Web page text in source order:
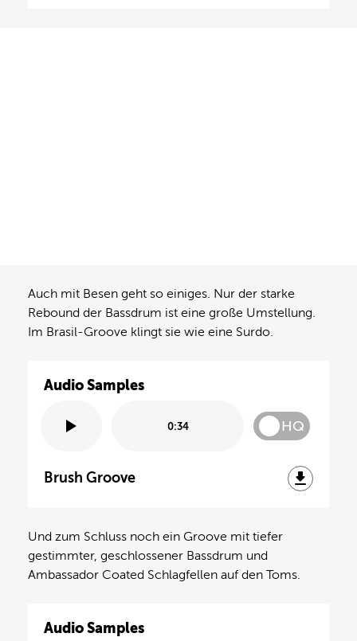
Auch mit Besen geht so einiges. Nur der starke
Rebound der Bassdrum ist eine große Umstellung.
Im Brasil-Groove klingt sie wie eine Surdo.
Audio Samples
0:34 HQ
Brush Groove
Und zum Schluss noch ein Groove mit tiefer
gestimmter, geschlossener Bassdrum und
Ambassador Coated Schlagfellen auf den Toms.
Audio Samples